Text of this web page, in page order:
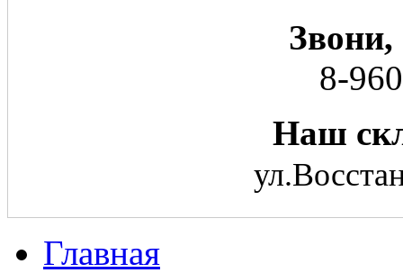
8-
Наш
Главная